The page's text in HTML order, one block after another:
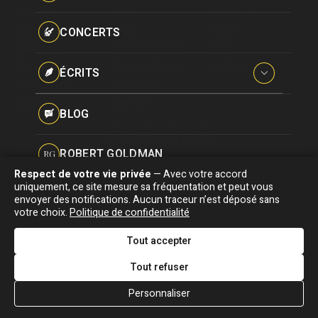
Pseudonymes
CONCERTS
ÉCRITS
Interviews
Hommages
BLOG
RG ROBERT GOLDMAN
PG PIERRE GOLDMAN
J&MJJG & MOI
Biographie
Discographie
Vidéographie
Concerts
Blog
Association "Parler d'sa vie" © Depuis 1997 - Tous droits réservés |
Signaler une erreur |Confidentialité|Gestion des cookies|Dernière
mise à jour : 05/08/2026
DESIGNED &
DEVELOPED BY
Respect de votre vie privée — Avec votre accord
uniquement, ce site mesure sa fréquentation et peut vous
envoyer des notifications. Aucun traceur n’est déposé sans
votre choix.Politique de confidentialité
Tout accepter
Tout refuser
Personnaliser